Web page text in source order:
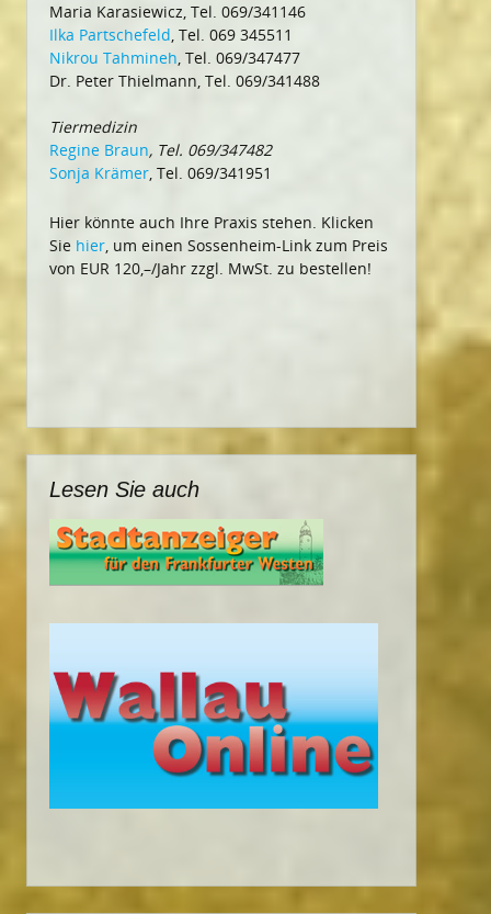
Maria Karasiewicz, Tel. 069/341146
Ilka Partschefeld, Tel. 069 345511
Nikrou Tahmineh, Tel. 069/347477
Dr. Peter Thielmann, Tel. 069/341488
Tiermedizin
Regine Braun, Tel. 069/347482
Sonja Krämer, Tel. 069/341951
Hier könnte auch Ihre Praxis stehen. Klicken
Sie hier, um einen Sossenheim-Link zum Preis
von EUR 120,–/Jahr zzgl. MwSt. zu bestellen!
Lesen Sie auch